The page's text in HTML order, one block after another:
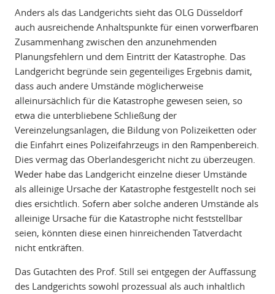
Anders als das Landgerichts sieht das OLG Düsseldorf
auch ausreichende Anhaltspunkte für einen vorwerfbaren
Zusammenhang zwischen den anzunehmenden
Planungsfehlern und dem Eintritt der Katastrophe. Das
Landgericht begründe sein gegenteiliges Ergebnis damit,
dass auch andere Umstände möglicherweise
alleinursächlich für die Katastrophe gewesen seien, so
etwa die unterbliebene Schließung der
Vereinzelungsanlagen, die Bildung von Polizeiketten oder
die Einfahrt eines Polizeifahrzeugs in den Rampenbereich.
Dies vermag das Oberlandesgericht nicht zu überzeugen.
Weder habe das Landgericht einzelne dieser Umstände
als alleinige Ursache der Katastrophe festgestellt noch sei
dies ersichtlich. Sofern aber solche anderen Umstände als
alleinige Ursache für die Katastrophe nicht feststellbar
seien, könnten diese einen hinreichenden Tatverdacht
nicht entkräften.
Das Gutachten des Prof. Still sei entgegen der Auffassung
des Landgerichts sowohl prozessual als auch inhaltlich